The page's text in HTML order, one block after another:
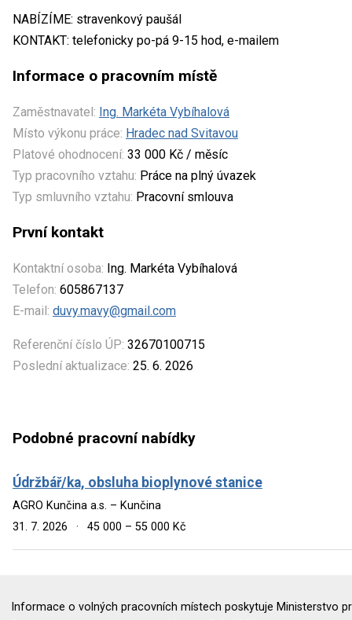
NABÍZÍME: stravenkový paušál
KONTAKT: telefonicky po-pá 9-15 hod, e-mailem
Informace o pracovním místě
Zaměstnavatel: Ing. Markéta Vybíhalová
Místo výkonu práce: Hradec nad Svitavou
Platové ohodnocení: 33 000 Kč / měsíc
Typ pracovního vztahu: Práce na plný úvazek
Typ smluvního vztahu: Pracovní smlouva
První kontakt
Kontaktní osoba: Ing. Markéta Vybíhalová
Telefon: 605867137
E-mail: duvy.mavy@gmail.com
Referenční číslo ÚP: 32670100715
Poslední aktualizace: 25. 6. 2026
Podobné pracovní nabídky
Údržbář/ka, obsluha bioplynové stanice
AGRO Kunčina a.s. – Kunčina
31. 7. 2026
· 45 000 – 55 000 Kč
Informace o volných pracovních místech poskytuje Ministerstvo